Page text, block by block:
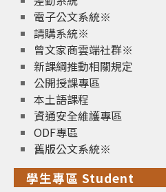
電子公文系統※
請購系統※
曾文家商雲端社群※
新課綱推動相關規定
公開授課專區
本土語課程
資通安全維護專區
ODF專區
舊版公文系統※
學生專區 Student